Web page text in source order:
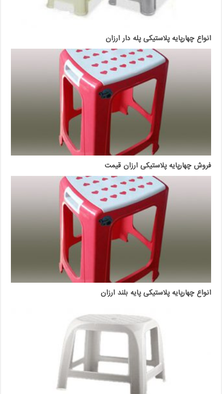
انواع چهارپایه پلاستیکی پله دار ارزان
فروش چهارپایه پلاستیکی ارزان قیمت
انواع چهارپایه پلاستیکی پایه بلند ارزان